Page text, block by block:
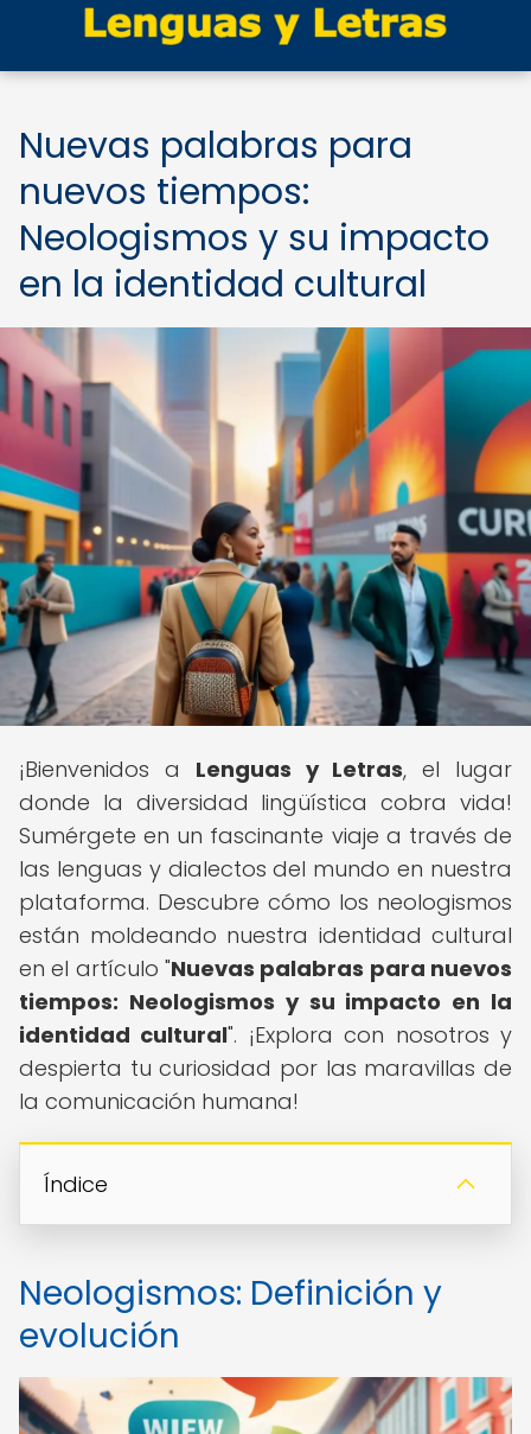
Nuevas palabras para
nuevos tiempos:
Neologismos y su impacto
en la identidad cultural
¡Bienvenidos a Lenguas y Letras, el lugar
donde la diversidad lingüística cobra vida!
Sumérgete en un fascinante viaje a través de
las lenguas y dialectos del mundo en nuestra
plataforma. Descubre cómo los neologismos
están moldeando nuestra identidad cultural
en el artículo "Nuevas palabras para nuevos
tiempos: Neologismos y su impacto en la
identidad cultural". ¡Explora con nosotros y
despierta tu curiosidad por las maravillas de
la comunicación humana!
Índice
Neologismos: Definición y
evolución